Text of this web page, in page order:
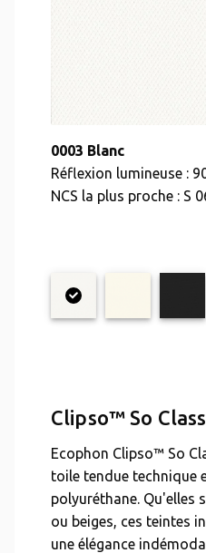
0003 Blanc
Réflexion lumineuse :
NCS la plus proche : S
Clipso™ So
Ecophon Clipso™ So
toile tendue technique
polyuréthane. Qu'elles
ou beiges, ces teintes
une élégance